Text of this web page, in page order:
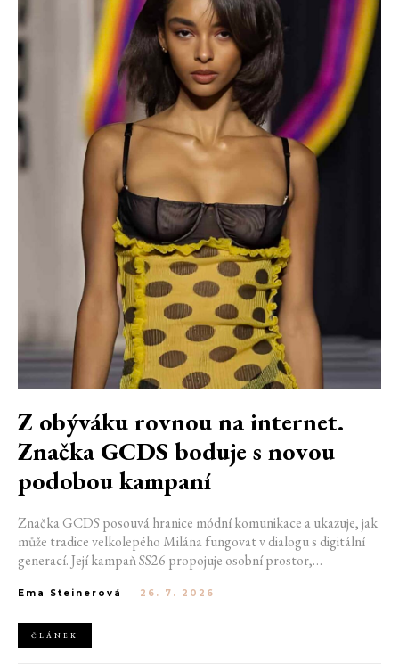
Z obýváku rovnou na internet.
Značka GCDS boduje s novou
podobou kampaní
Značka GCDS posouvá hranice módní komunikace a ukazuje, jak
může tradice velkolepého Milána fungovat v dialogu s digitální
generací. Její kampaň SS26 propojuje osobní prostor,
dnes módu vnímáme a sdílíme. Zároveň potvrzuje schopnost
autentické spojení mezi módou, digitálním prostředím a
každodenním životem mladé generace.
Ema Steinerová - 26. 7. 2026
ČLÁNEK